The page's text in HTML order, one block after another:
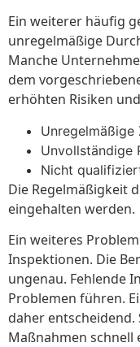
Ein weiterer häufig
unregelmäßige
Manche
dem
erhöhten Risiken
Unregelmäßige
Unvollständige
Nicht
Die Regelmäßigkeit
eingehalten werden.
Ein weiteres
Inspektionen. Die
ungenau. Fehlende
Problemen führen.
daher
Maßnahmen